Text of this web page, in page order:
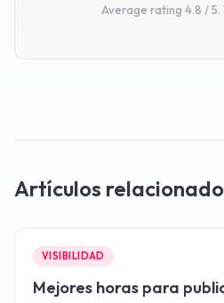
Average rating 4.8 / 5.
Artículos
VISIBILIDAD
Mejores horas para